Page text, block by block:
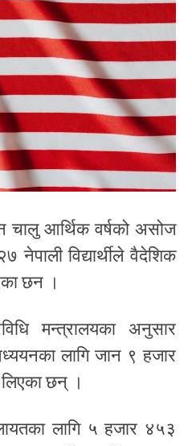
चालु आर्थिक वर्षको असोज
नेपाली विद्यार्थीले वैदेशिक
छन ।
मन्त्रालयका अनुसार
लागि जान ९ हजार
छन् ।
लागि ५ हजार ४५३